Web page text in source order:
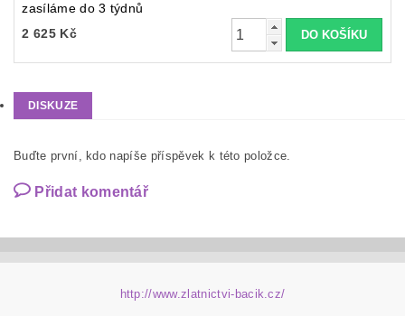
zasíláme do 3 týdnů
2 625 Kč
DISKUZE
Buďte první, kdo napíše příspěvek k této položce.
Přidat komentář
http://www.zlatnictvi-bacik.cz/